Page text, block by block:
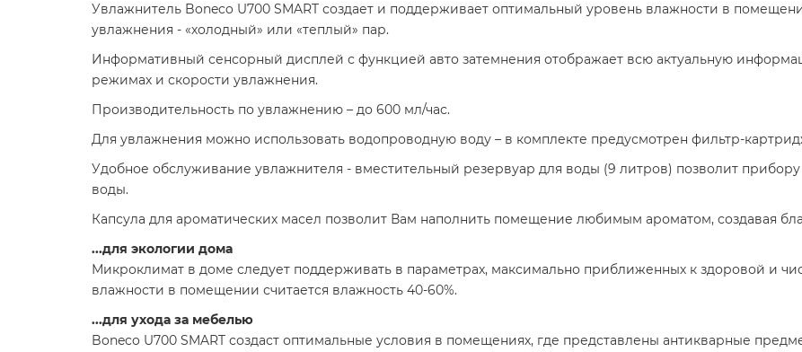
Увлажнитель Boneco U700 SMART создает и поддерживает оптимальный уровень влажности в
увлажнения - «холодный» или «теплый» пар.
Информативный сенсорный дисплей с функцией авто затемнения отображает всю актуальную
режимах и скорости увлажнения.
Производительность по увлажнению – до 600 мл/час.
Для увлажнения можно использовать водопроводную воду – в комплекте предусмотрен фильтр-
Удобное обслуживание увлажнителя - вместительный резервуар для воды (9 литров) позволит
воды.
Капсула для ароматических масел позволит Вам наполнить помещение любимым ароматом, создавая
...для экологии дома
Микроклимат в доме следует поддерживать в параметрах, максимально приближенных к здоровой и
влажности в помещении считается влажность 40-60%.
...для ухода за мебелью
Boneco U700 SMART создаст оптимальные условия в помещениях, где представлены антикварные